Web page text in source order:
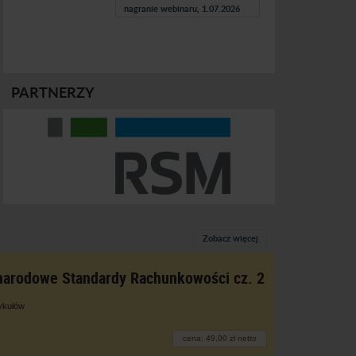
nagranie webinaru, 1.07.2026
PARTNERZY
Zobacz więcej
Standardy Rachunkowości cz. 2
cena: 49,00 zł netto